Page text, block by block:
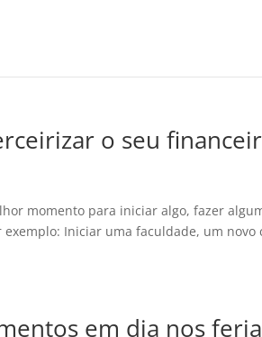
o seu
momento para iniciar algo, fazer
Iniciar uma faculdade, um
em dia nos